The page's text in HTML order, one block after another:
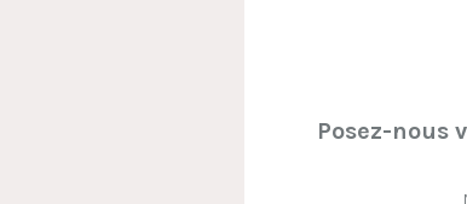
Posez-nous